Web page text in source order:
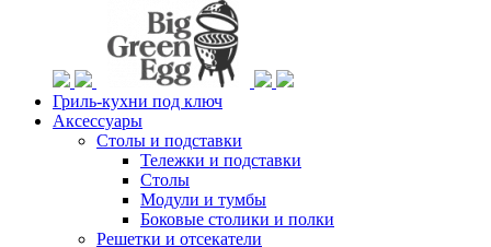
Гриль-кухни под ключ
Аксессуары
Столы и подставки
Тележки и подставки
Столы
Модули и тумбы
Боковые столики и полки
Решетки и отсекатели